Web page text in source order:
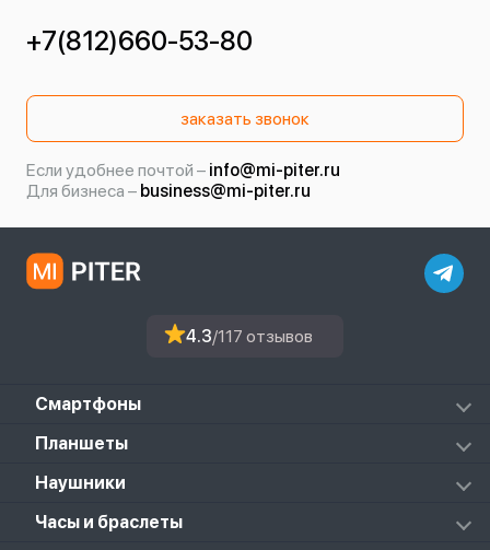
+7(812)660-53-80
заказать звонок
Если удобнее почтой – info@mi-piter.ru
Для бизнеса – business@mi-piter.ru
4.3/117 отзывов
Смартфоны
Redmi
Mi
Black Shark
Планшеты
Mi Pad 6S Pro
Mi Pad 7 Pro
Наушники
Mi FlipBuds Pro
Часы и браслеты